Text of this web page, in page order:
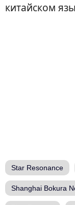
китайском
Star Resonance
Shanghai Bokura